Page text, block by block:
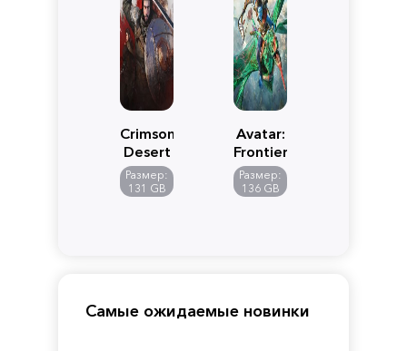
Crimson
Desert
Размер:
131 GB
Avatar:
Frontiers
of
Pandora
Размер:
136 GB
Самые ожидаемые новинки